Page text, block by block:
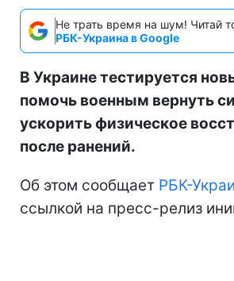
Не трать время на шум! Читай
РБК-Украина в Google
В Украине тестируется
помочь военным вернуть
ускорить физическое
после ранений.
Об этом сообщает РБК-
ссылкой на пресс-релиз